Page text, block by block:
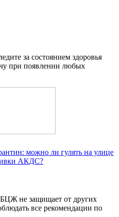
за состоянием здоровья
при появлении любых
можно ли гулять на улице
АКДС?
не защищает от других
все рекомендации по